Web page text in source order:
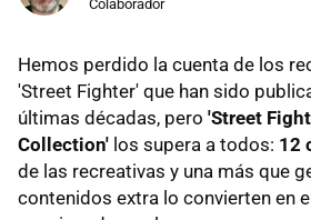
Colaborador
Hemos perdido la cuenta de los
'Street Fighter' que han sido
últimas décadas, pero 'Street
Collection' los supera a todos: 12
de las recreativas y una más que
contenidos extra lo convierten en